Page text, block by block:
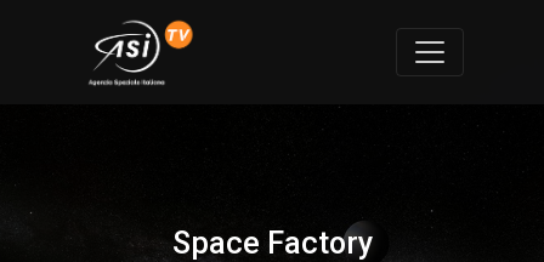
Space Factory